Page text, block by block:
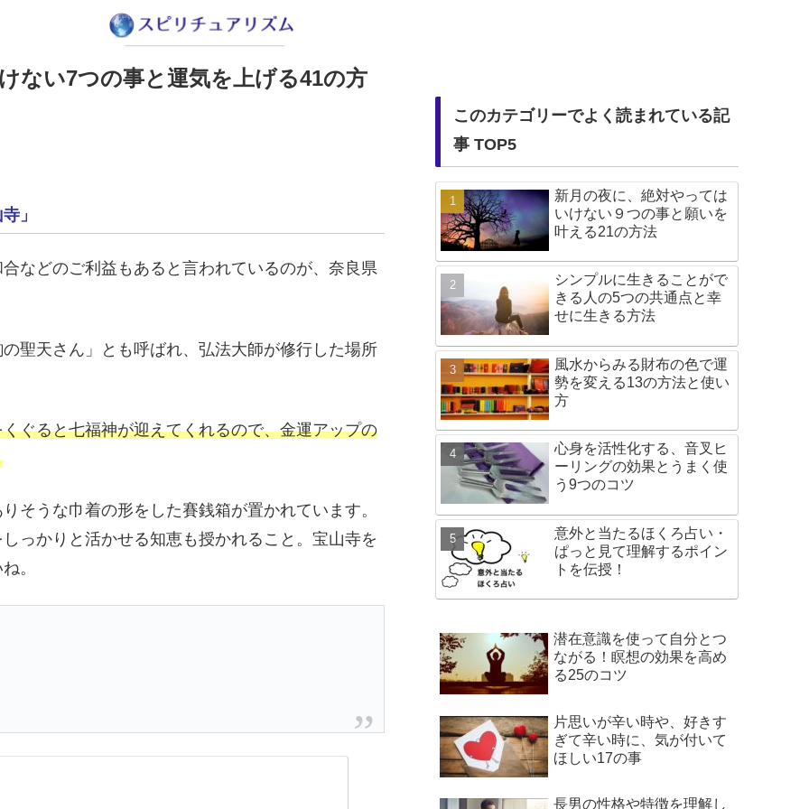
ない7つの事と運気を上げる41の方
」
などのご利益もあると言われているのが、奈良県
聖天さん」とも呼ばれ、弘法大師が修行した場所
ぐると七福神が迎えてくれるので、金運アップの
そうな巾着の形をした賽銭箱が置かれています。
っかりと活かせる知恵も授かれること。宝山寺を
。
このカテゴリーでよく読まれている記
事 TOP5
新月の夜に、絶対やっては
いけない９つの事と願いを
叶える21の方法
シンプルに生きることがで
きる人の5つの共通点と幸
せに生きる方法
風水からみる財布の色で運
勢を変える13の方法と使い
方
心身を活性化する、音叉ヒ
ーリングの効果とうまく使
う9つのコツ
意外と当たるほくろ占い・
ぱっと見て理解するポイン
トを伝授！
潜在意識を使って自分とつ
ながる！瞑想の効果を高め
る25のコツ
片思いが辛い時や、好きす
ぎて辛い時に、気が付いて
ほしい17の事
長男の性格や特徴を理解し